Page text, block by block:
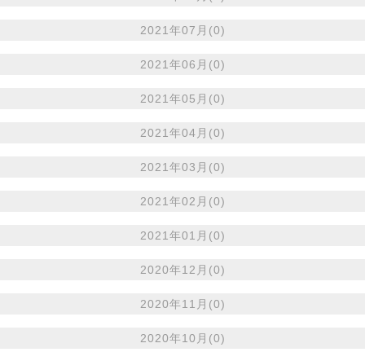
2021年07月(0)
2021年06月(0)
2021年05月(0)
2021年04月(0)
2021年03月(0)
2021年02月(0)
2021年01月(0)
2020年12月(0)
2020年11月(0)
2020年10月(0)